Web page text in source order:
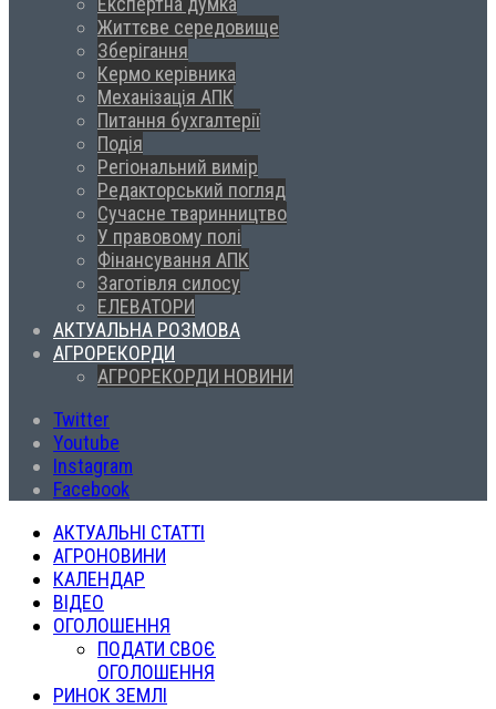
Життєве середовище
Зберігання
Кермо керівника
Механізація АПК
Питання бухгалтерії
Подія
Регіональний вимір
Редакторський погляд
Сучасне тваринництво
У правовому полі
Фінансування АПК
Заготівля силосу
ЕЛЕВАТОРИ
АКТУАЛЬНА РОЗМОВА
АГРОРЕКОРДИ
АГРОРЕКОРДИ НОВИНИ
Twitter
Youtube
Instagram
Facebook
АКТУАЛЬНІ СТАТТІ
АГРОНОВИНИ
КАЛЕНДАР
ВІДЕО
ОГОЛОШЕННЯ
ПОДАТИ СВОЄ
ОГОЛОШЕННЯ
РИНОК ЗЕМЛІ